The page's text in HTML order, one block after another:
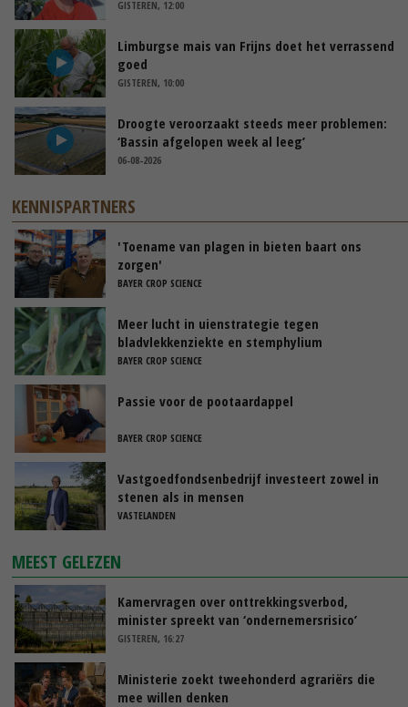
GISTEREN, 12:00
Limburgse mais van Frijns doet het verrassend
goed
GISTEREN, 10:00
Droogte veroorzaakt steeds meer problemen:
‘Bassin afgelopen week al leeg’
06-08-2026
KENNISPARTNERS
'Toename van plagen in bieten baart ons
zorgen'
BAYER CROP SCIENCE
Meer lucht in uienstrategie tegen
bladvlekkenziekte en stemphylium
BAYER CROP SCIENCE
Passie voor de pootaardappel
BAYER CROP SCIENCE
Vastgoedfondsenbedrijf investeert zowel in
stenen als in mensen
VASTELANDEN
MEEST GELEZEN
Kamervragen over onttrekkingsverbod,
minister spreekt van ‘ondernemersrisico’
GISTEREN, 16:27
Ministerie zoekt tweehonderd agrariërs die
mee willen denken